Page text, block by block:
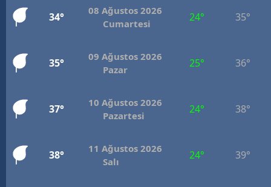
Kars
Kayseri
34°
08 Ağustos 2026
Cumartesi
24° 35°
35°
09 Ağustos 2026
Pazar
25° 36°
37°
10 Ağustos 2026
Pazartesi
24° 38°
38°
11 Ağustos 2026
Salı
24° 39°